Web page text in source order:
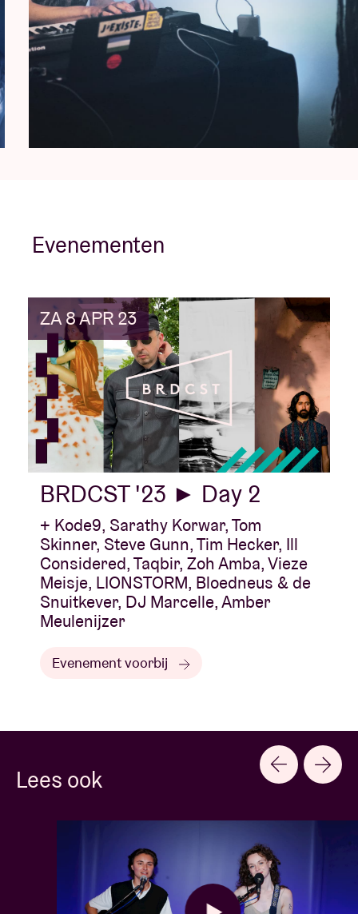
Evenementen
ZA 8 APR 23
BRDCST '23 ► Day 2
+ Kode9, Sarathy Korwar, Tom
Skinner, Steve Gunn, Tim Hecker, Ill
Considered, Taqbir, Zoh Amba, Vieze
Meisje, LIONSTORM, Bloedneus & de
Snuitkever, DJ Marcelle, Amber
Meulenijzer
Evenement voorbij
Lees ook